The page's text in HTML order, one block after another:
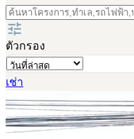
ตัวกรอง
เช่า